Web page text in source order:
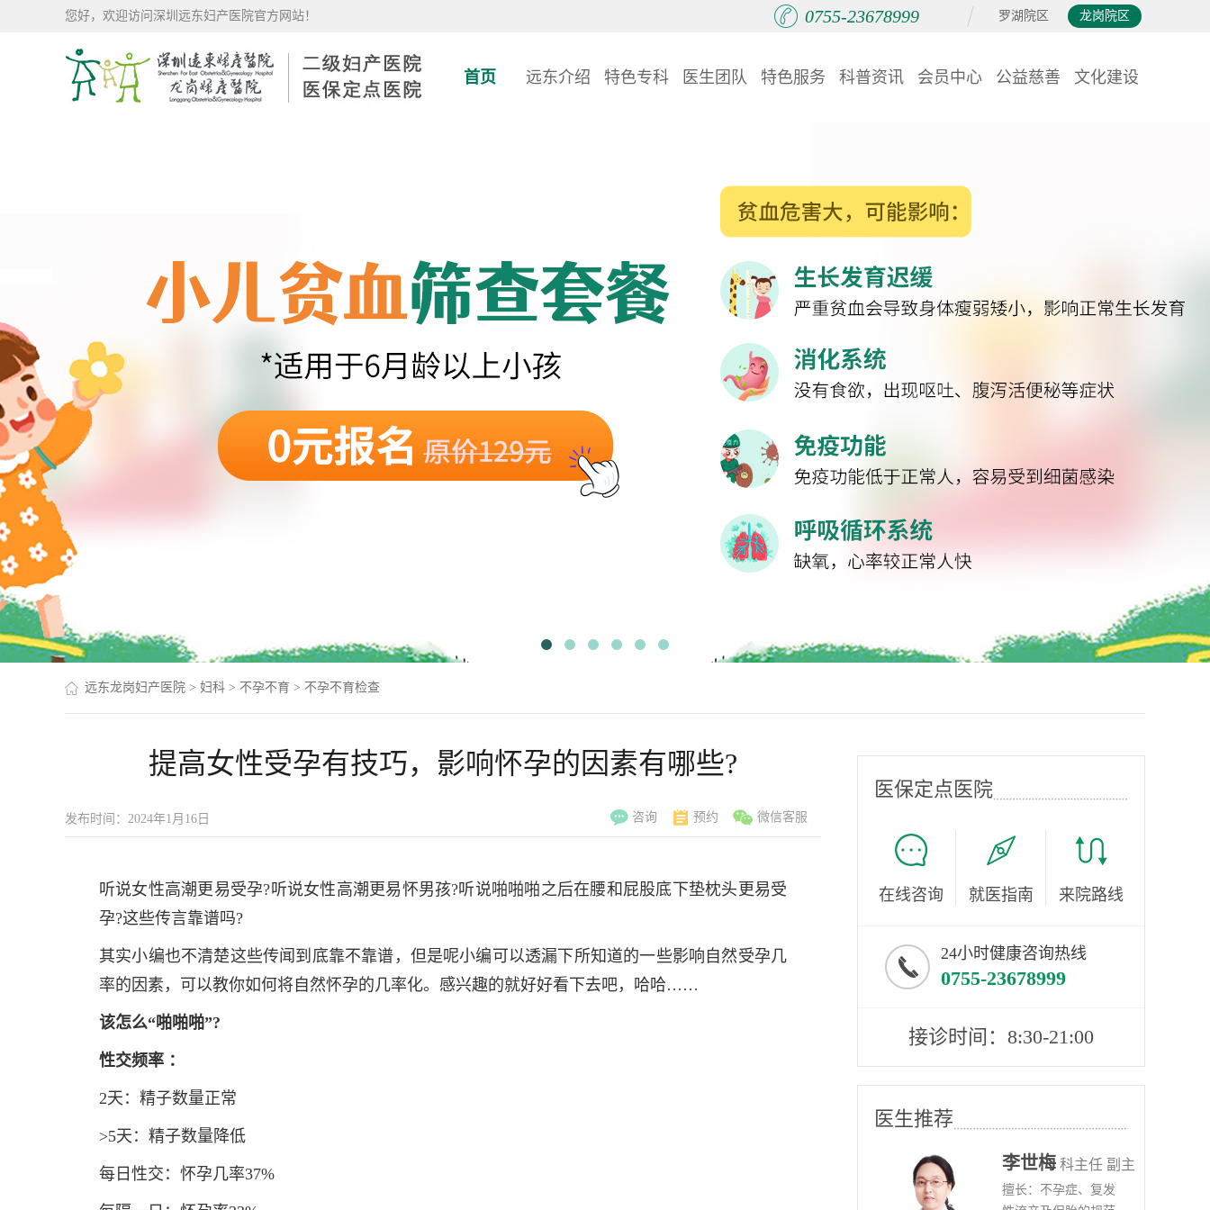
您好，欢迎访问深圳远东妇产医院官方网站！ 罗湖院区 龙岗院区
0755-23678999
首页 远东介绍 特色专科 医生团队 特色服务 科普资讯 会员中心 公益慈善 文化建设
远东龙岗妇产医院 > 妇科 > 不孕不育 > 不孕不育检查
提高女性受孕有技巧，影响怀孕的因素有哪些?
发布时间：2024年1月16日 咨询 预约 微信客服
听说女性高潮更易受孕?听说女性高潮更易怀男孩?听说啪啪啪之后在腰和屁股底下垫枕头更易受
孕?这些传言靠谱吗?
其实小编也不清楚这些传闻到底靠不靠谱，但是呢小编可以透漏下所知道的一些影响自然受孕几
率的因素，可以教你如何将自然怀孕的几率化。感兴趣的就好好看下去吧，哈哈……
该怎么“啪啪啪”?
性交频率 ：
2天：精子数量正常
>5天：精子数量降低
每日性交：怀孕几率37%
医保定点医院
在线咨询 就医指南 来院路线
24小时健康咨询热线
0755-23678999
接诊时间：8:30-21:00
医生推荐
李世梅 科主任 副主
任医师
擅长：不孕症、复发